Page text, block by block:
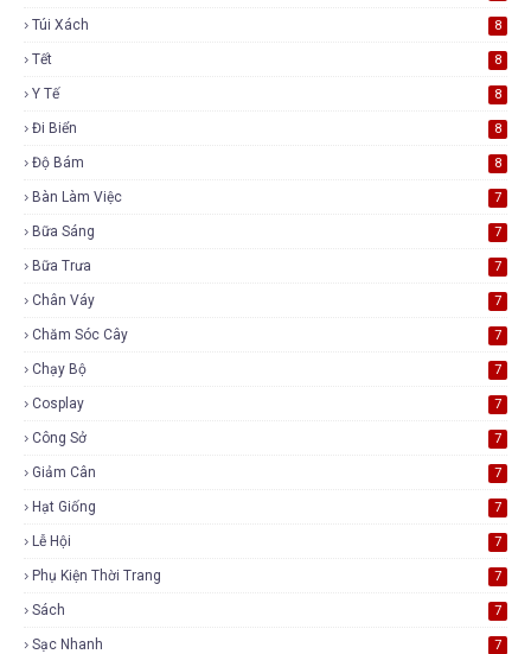
Túi Xách 8
Tết 8
Y Tế 8
Đi Biển 8
Độ Bám 8
Bàn Làm Việc 7
Bữa Sáng 7
Bữa Trưa 7
Chân Váy 7
Chăm Sóc Cây 7
Chạy Bộ 7
Cosplay 7
Công Sở 7
Giảm Cân 7
Hạt Giống 7
Lễ Hội 7
Phụ Kiện Thời Trang 7
Sách 7
Sạc Nhanh 7